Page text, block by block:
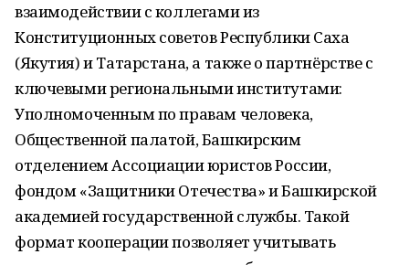
взаимодействии с коллегами из
Конституционных советов Республики Саха
(Якутия) и Татарстана, а также о партнёрстве с
ключевыми региональными институтами:
Уполномоченным по правам человека,
Общественной палатой, Башкирским
отделением Ассоциации юристов России,
фондом «Защитники Отечества» и Башкирской
академией государственной службы. Такой
формат кооперации позволяет учитывать